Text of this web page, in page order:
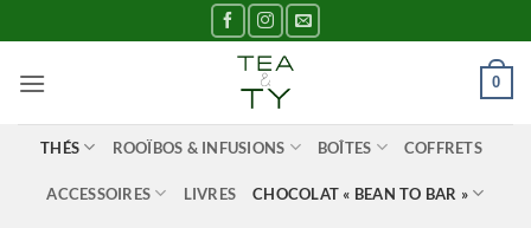
au
contenu
0
THÉS ROOÏBOS & INFUSIONS BOÎTES COFFRETS
ACCESSOIRES LIVRES CHOCOLAT « BEAN TO BAR »